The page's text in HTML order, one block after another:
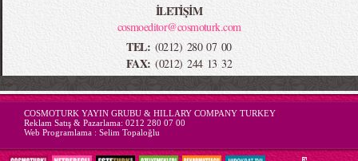
İLETİŞİM
cosmoeditor@cosmoturk.com
TEL: (0212) 280 07 00
FAX: (0212) 244 13 32
-->
COSMOTURK YAYIN GRUBU & HILLARY COMPANY TURKEY
Reklam Satış & Pazarlama: 0212 280 07 00
Web Programlama : Selim Topaloğlu